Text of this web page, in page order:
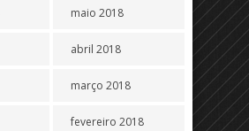
maio 2018
abril 2018
março 2018
fevereiro 2018